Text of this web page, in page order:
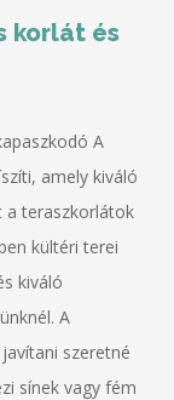
korlát és
A
amely kiváló
a teraszkorlátok
kültéri terei
kiváló
A
szeretné
sínek vagy fém